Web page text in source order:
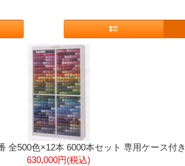
全500色×12本 6000本セット 専用ケース付き
630,000円(税込)